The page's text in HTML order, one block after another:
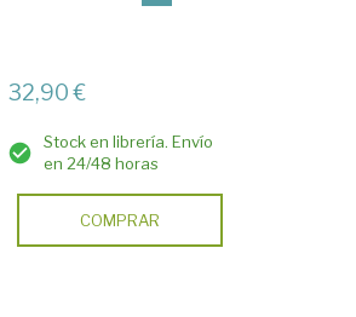
32,90 €
Stock en librería. Envío
en 24/48 horas
COMPRAR